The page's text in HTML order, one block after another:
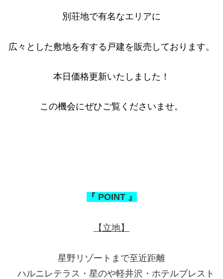
別荘地で有名なエリアに
広々とした敷地を有する戸建を販売しております。
本日価格更新いたしました！
この機会にぜひご覧くださいませ。
『 POINT 』
【立地】
星野リゾートまで至近距離
ハルニレテラス・星のや軽井沢・ホテルブレスト